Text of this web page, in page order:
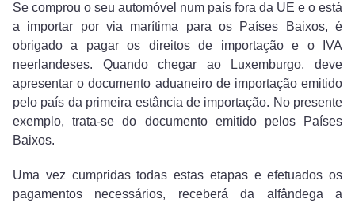
Se comprou o seu automóvel num país fora da UE e o está
a importar por via marítima para os Países Baixos, é
obrigado a pagar os direitos de importação e o IVA
neerlandeses. Quando chegar ao Luxemburgo, deve
apresentar o documento aduaneiro de importação emitido
pelo país da primeira estância de importação. No presente
exemplo, trata-se do documento emitido pelos Países
Baixos.
Uma vez cumpridas todas estas etapas e efetuados os
pagamentos necessários, receberá da alfândega a